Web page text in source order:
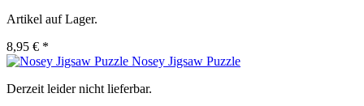
Artikel auf Lager.
8,95 € *
Nosey Jigsaw Puzzle
Derzeit leider nicht lieferbar.